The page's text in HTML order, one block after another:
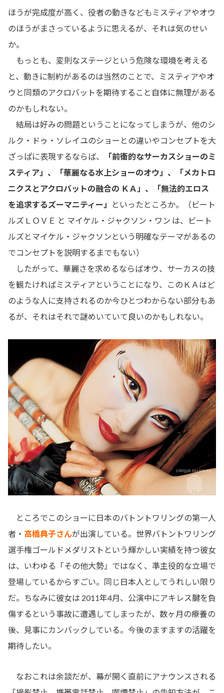
ほうが完成度が高く、役者の動きなどもミスティアやオウ
のほうがまさっているように思えるが、それは気のせい
か。
もっとも、変則なステージという危険な環境を考える
と、動きに制約があるのは当然のことで、ミスティアやオ
ウと同類のアクロバットを期待すること自体に無理がある
のかもしれない。
結局は好みの問題ということになってしまうが、他のシ
ルク・ドゥ・ソレイユのショーとの違いやコンセプトを大
ざっぱに表現するならば、
「前衛的なサーカスショーのミ
スティア」、「華麗なる水上ショーのオウ」、「メカトロ
ニクスとアクロバットの融合の ＫＡ」、「無法的エロス
を追求するズーマニティー」
といったところか。（ビート
ルズＬＯＶＥ と マイケル・ジャクソン・ワン は、ビート
ルズとマイケル・ジャクソンという明確なテーマがあるの
でコンセプトを説明するまでもない）
したがって、華麗さを求めるならばオウ、サーカスの技
を観たければミスティアということになり、このＫＡはど
のような人に支持されるのか今ひとつわからない部分もあ
るが、それはそれで謎めいていて良いのかもしれない。
ところでこのショーに日本のバトントワリングの第一人
者・ 高橋典子さんが出演している。世界バトントワリング
選手権ゴールドメダリストという輝かしい実績を持つ彼女
は、いわゆる「その他大勢」ではなく、準主役的な立場で
登場しているからすごい。同じ日本人としてうれしい限り
だ。ちなみに彼女は 2011年4月、公演中にアキレス腱を負
傷するという事故に遭遇してしまったが、数ヶ月の療養の
後、見事にカンバックしている。今後のますますの活躍を
期待したい。
なおこれは余談だが、幕が開く直前にアナウンスされる